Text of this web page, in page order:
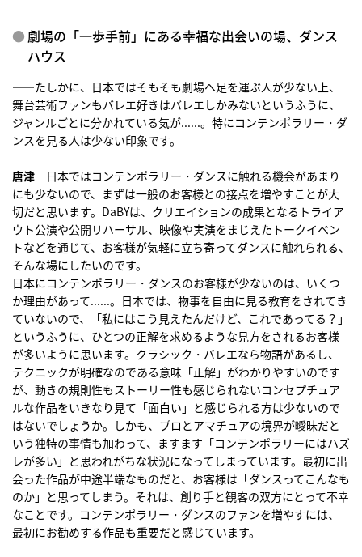
劇場の「一歩手前」にある幸福な出会いの場、ダンス
ハウス
――たしかに、日本ではそもそも劇場へ足を運ぶ人が少ない上、
舞台芸術ファンもバレエ好きはバレエしかみないというふうに、
ジャンルごとに分かれている気が......。特にコンテンポラリー・ダ
ンスを見る人は少ない印象です。
唐津 日本ではコンテンポラリー・ダンスに触れる機会があまり
にも少ないので、まずは一般のお客様との接点を増やすことが大
切だと思います。DaBYは、クリエイションの成果となるトライア
ウト公演や公開リハーサル、映像や実演をまじえたトークイベン
トなどを通じて、お客様が気軽に立ち寄ってダンスに触れられる、
そんな場にしたいのです。
日本にコンテンポラリー・ダンスのお客様が少ないのは、いくつ
か理由があって......。日本では、物事を自由に見る教育をされてき
ていないので、「私にはこう見えたんだけど、これであってる？」
というふうに、ひとつの正解を求めるような見方をされるお客様
が多いように思います。クラシック・バレエなら物語があるし、
テクニックが明確なのである意味「正解」がわかりやすいのです
が、動きの規則性もストーリー性も感じられないコンセプチュア
ルな作品をいきなり見て「面白い」と感じられる方は少ないので
はないでしょうか。しかも、プロとアマチュアの境界が曖昧だと
いう独特の事情も加わって、ますます「コンテンポラリーにはハズ
レが多い」と思われがちな状況になってしまっています。最初に出
会った作品が中途半端なものだと、お客様は「ダンスってこんなも
のか」と思ってしまう。それは、創り手と観客の双方にとって不幸
なことです。コンテンポラリー・ダンスのファンを増やすには、
最初にお勧めする作品も重要だと感じています。